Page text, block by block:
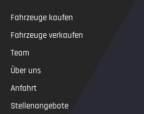
Fahrzeuge kaufen
Fahrzeuge verkaufen
Team
Über uns
Anfahrt
Stellenangebote